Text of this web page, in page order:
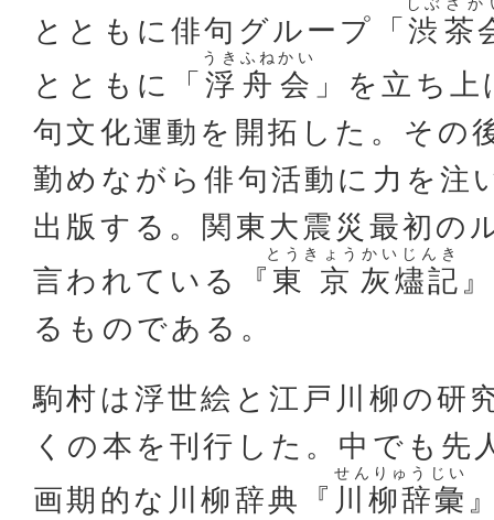
とともに俳句グループ「 渋
しぶ
茶
さか
とともに「 浮
うき
舟会
ふねかい
」を立ち
句文化運動を開拓した。その
勤めながら俳句活動に力を注
出版する。関東大震災最初の
言われている『 東京
とうきょう
灰燼記
かいじんき
るものである。
駒村は浮世絵と江戸川柳の研
くの本を刊行した。中でも先
画期的な川柳辞典『 川柳辞彙
せんりゅうじい